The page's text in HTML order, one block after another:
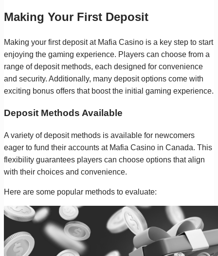
Making Your First Deposit
Making your first deposit at Mafia Casino is a key step to start
enjoying the gaming experience. Players can choose from a
range of deposit methods, each designed for convenience
and security. Additionally, many deposit options come with
exciting bonus offers that boost the initial gaming experience.
Deposit Methods Available
A variety of deposit methods is available for newcomers
eager to fund their accounts at Mafia Casino in Canada. This
flexibility guarantees players can choose options that align
with their choices and convenience.
Here are some popular methods to evaluate: